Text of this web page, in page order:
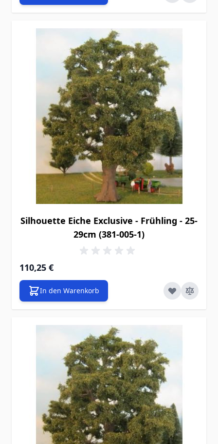
Silhouette Eiche Exclusive - Frühling - 25-
29cm (381-005-1)
110,25 €
In den Warenkorb